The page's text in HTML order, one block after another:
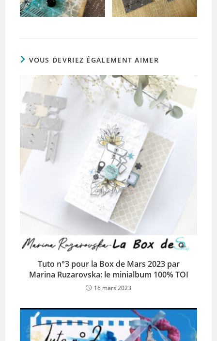
VOUS DEVRIEZ ÉGALEMENT AIMER
Tuto n°3 pour la Box de Mars 2023 par
Marina Ruzarovska: le minialbum 100% TOI
16 mars 2023